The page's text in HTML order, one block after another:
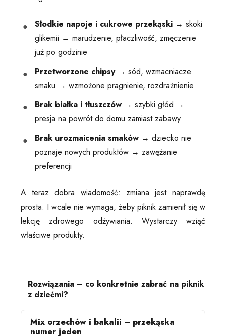
Słodkie napoje i cukrowe przekąski → skoki
glikemii → marudzenie, płaczliwość, zmęczenie
już po godzinie
Przetworzone chipsy→ sód, wzmacniacze
smaku → wzmożone pragnienie, rozdrażnienie
Brak białka i tłuszczów → szybki głód →
presja na powrót do domu zamiast zabawy
Brak urozmaicenia smaków → dziecko nie
poznaje nowych produktów → zawężanie
preferencji
A teraz dobra wiadomość: zmiana jest naprawdę
prosta. I wcale nie wymaga, żeby piknik zamienił się w
lekcję zdrowego odżywiania. Wystarczy wziąć
właściwe produkty.
Rozwiązania – co konkretnie zabrać na piknik
z dziećmi?
Mix orzechów i bakalii – przekąska
numer jeden